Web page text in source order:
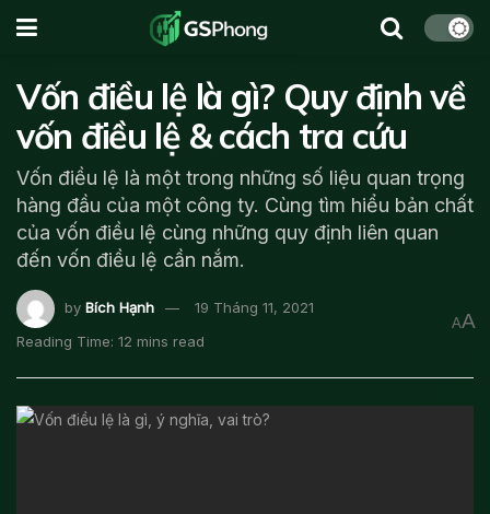
Vốn điều lệ là gì? Quy định về
vốn điều lệ & cách tra cứu
Vốn điều lệ là một trong những số liệu quan trọng
hàng đầu của một công ty. Cùng tìm hiểu bản chất
của vốn điều lệ cùng những quy định liên quan
đến vốn điều lệ cần nắm.
by Bích Hạnh
19 Tháng 11, 2021
Reading Time: 12 mins read
AA